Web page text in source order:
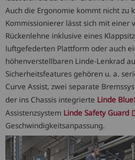
Auch die Ergonomie kommt nicht zu
Kommissionierer lässt sich mit einer
Rückenlehne inklusive eines
luftgefederten Plattform oder auch
höhenverstellbaren Linde-Lenkrad
Sicherheitsfeatures gehören u. a.
Curve Assist, zwei separate
der ins Chassis integrierte Linde
Assistenzsystem Linde Safety Guard
Geschwindigkeitsanpassung.